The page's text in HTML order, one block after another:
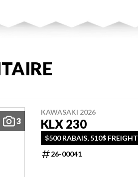
3
KAWASAKI 2026
KLX 230
$500 RABAIS, 510$ FREIGHT
26-00041